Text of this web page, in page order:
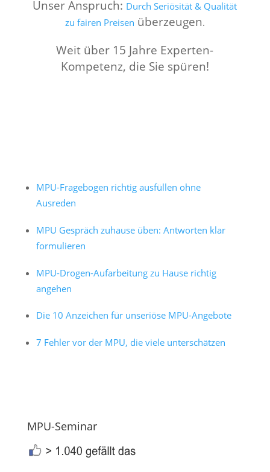
Unser Anspruch: Durch Seriösität & Qualität
zu fairen Preisen überzeugen.
Weit über 15 Jahre Experten-
Kompetenz, die Sie spüren!
MPU-Fragebogen richtig ausfüllen ohne
Ausreden
MPU Gespräch zuhause üben: Antworten klar
formulieren
MPU-Drogen-Aufarbeitung zu Hause richtig
angehen
Die 10 Anzeichen für unseriöse MPU-Angebote
7 Fehler vor der MPU, die viele unterschätzen
MPU-Seminar